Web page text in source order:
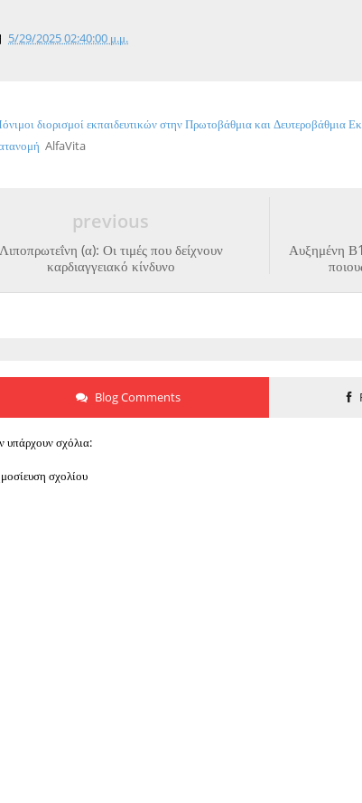
5/29/2025 02:40:00 μ.μ.
διορισμοί εκπαιδευτικών στην Πρωτοβάθμια και Δευτεροβάθμια
AlfaVita
Αυξημένη
previous
Λιποπρωτεΐνη (α): Οι τιμές που δείχνουν
καρδιαγγειακό κίνδυνο
Blog Comments
υπάρχουν σχόλια:
σχολίου